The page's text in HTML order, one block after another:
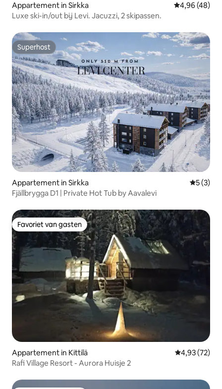
Appartement in Sirkka Gemiddelde
4,96 (48)
Luxe ski-in/out bij Levi. Jacuzzi, 2 skipassen.
Superhost
Superhost
Appartement in Sirkka
5 (3)
Fjällbrygga D1 | Private Hot Tub by Aavalevi
Favoriet van gasten
Favoriet van gasten
Appartement in Kittilä Gemiddelde
4,93 (72)
Rafi Village Resort - Aurora Huisje 2